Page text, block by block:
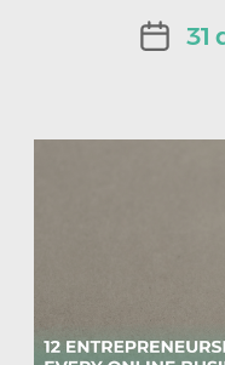
de
Date
31